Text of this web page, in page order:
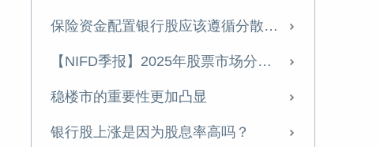
保险资金配置银行股应该遵循分散投资的原则
【NIFD季报】2025年股票市场分析报告
稳楼市的重要性更加凸显
银行股上涨是因为股息率高吗？